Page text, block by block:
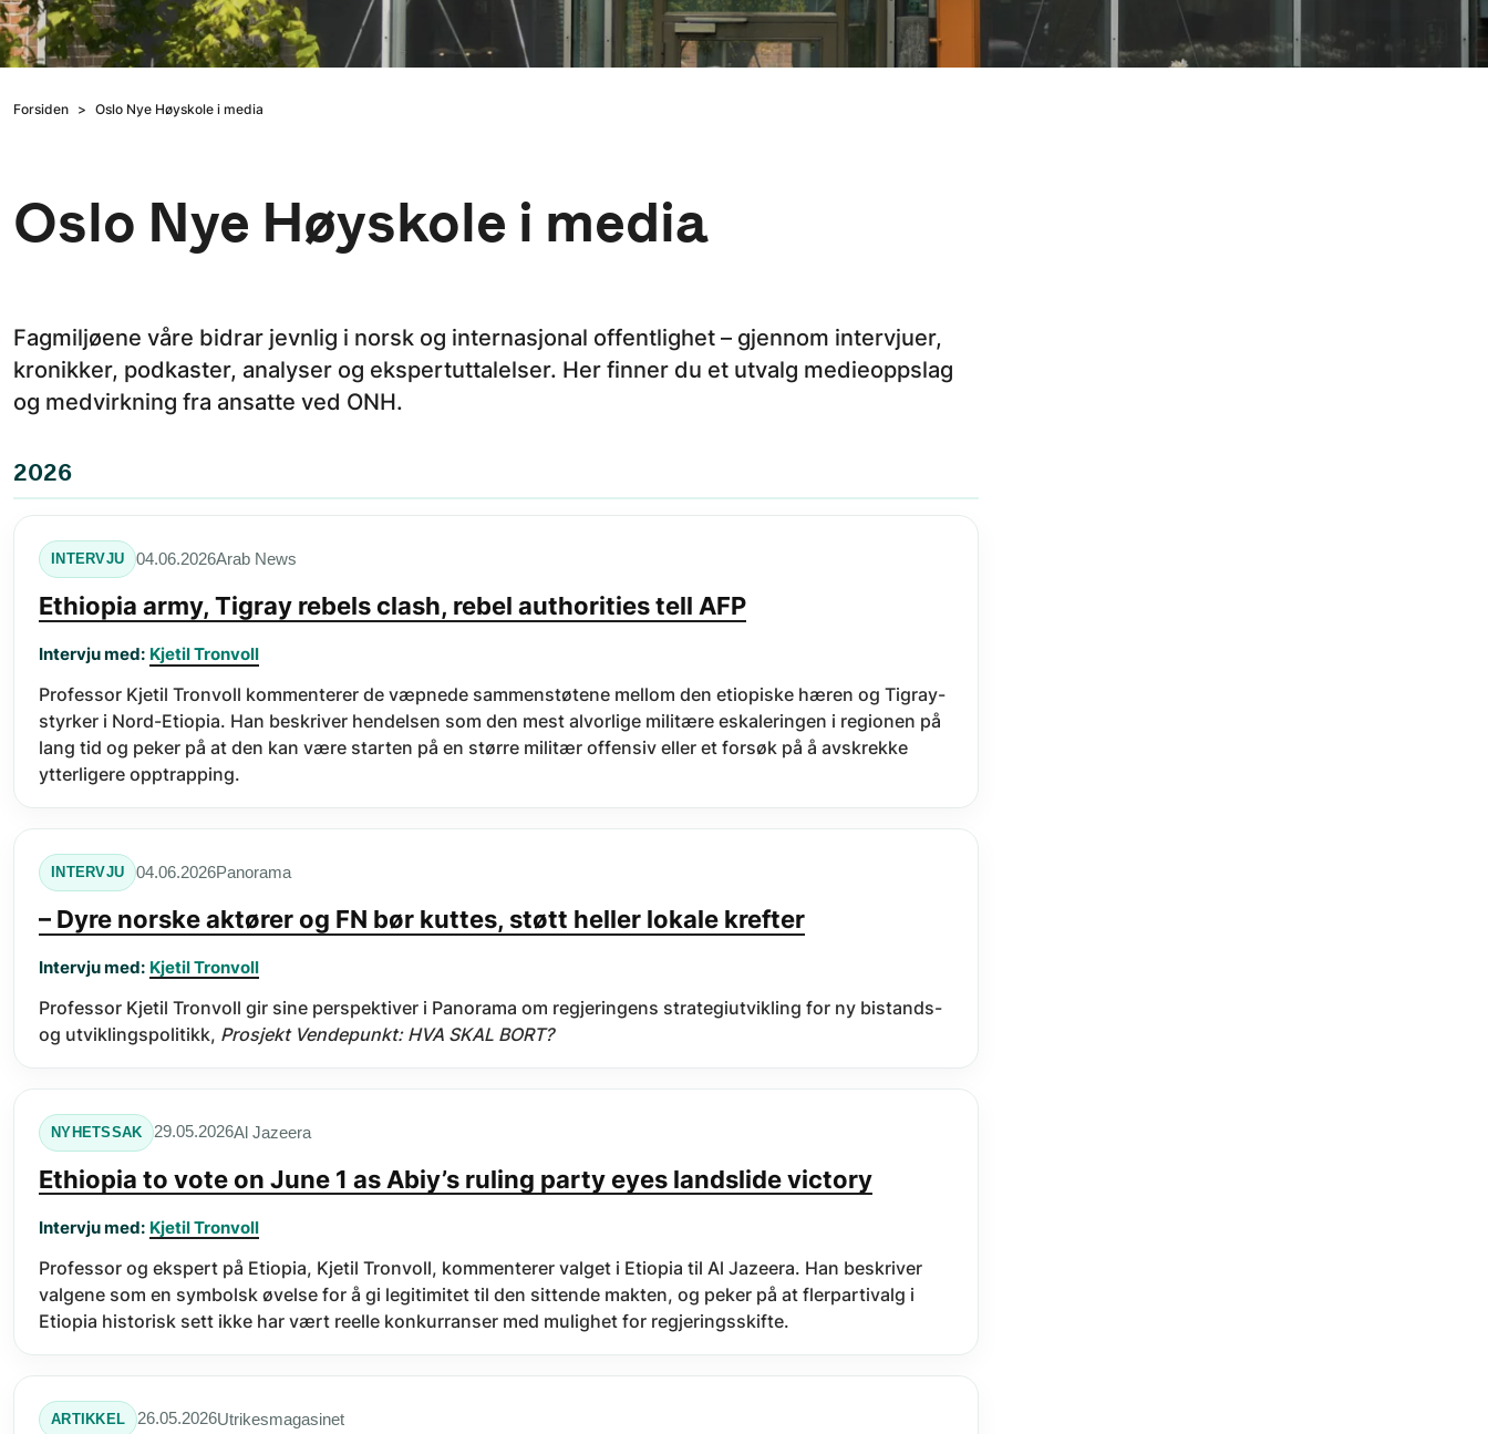
Forsiden Oslo Nye Høyskole i media
Oslo Nye Høyskole i media
Fagmiljøene våre bidrar jevnlig i norsk og internasjonal offentlighet – gjennom intervjuer,
kronikker, podkaster, analyser og ekspertuttalelser. Her finner du et utvalg medieoppslag
og medvirkning fra ansatte ved ONH.
2026
INTERVJU 04.06.2026Arab News
Ethiopia army, Tigray rebels clash, rebel authorities tell AFP
Intervju med: Kjetil Tronvoll
Professor Kjetil Tronvoll kommenterer de væpnede sammenstøtene mellom den etiopiske hæren og Tigray-
styrker i Nord-Etiopia. Han beskriver hendelsen som den mest alvorlige militære eskaleringen i regionen på
lang tid og peker på at den kan være starten på en større militær offensiv eller et forsøk på å avskrekke
ytterligere opptrapping.
INTERVJU 04.06.2026Panorama
– Dyre norske aktører og FN bør kuttes, støtt heller lokale krefter
Intervju med: Kjetil Tronvoll
Professor Kjetil Tronvoll gir sine perspektiver i Panorama om regjeringens strategiutvikling for ny bistands-
og utviklingspolitikk, Prosjekt Vendepunkt: HVA SKAL BORT?
NYHETSSAK 29.05.2026Al Jazeera
Ethiopia to vote on June 1 as Abiy’s ruling party eyes landslide victory
Intervju med: Kjetil Tronvoll
Professor og ekspert på Etiopia, Kjetil Tronvoll, kommenterer valget i Etiopia til Al Jazeera. Han beskriver
valgene som en symbolsk øvelse for å gi legitimitet til den sittende makten, og peker på at flerpartivalg i
Etiopia historisk sett ikke har vært reelle konkurranser med mulighet for regjeringsskifte.
ARTIKKEL 26.05.2026Utrikesmagasinet